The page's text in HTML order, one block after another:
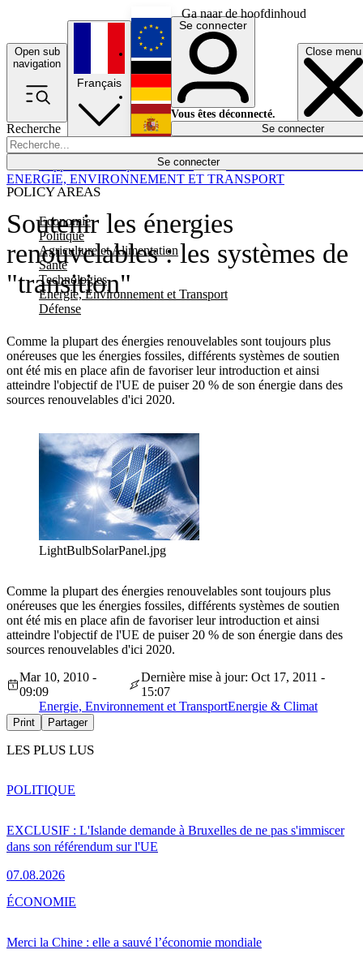
Ga naar de hoofdinhoud
Open sub
navigation
Close menu
Recherche
Se connecter
POLICY AREAS
Economie
Politique
Agriculture et Alimentation
Santé
Technologies
Energie, Environnement et Transport
Défense
Économie
Français
English
Deutsch
Español
Se connecter
Vous êtes déconnecté.
Se connecter
Soutenir les énergies
renouvelables : les systèmes de
"transition"
Comme la plupart des énergies renouvelables sont toujours plus
onéreuses que les énergies fossiles, différents systèmes de soutien
ont été mis en place afin de favoriser leur introduction et ainsi
atteindre l'objectif de l'UE de puiser 20 % de son énergie dans des
sources renouvelables d'ici 2020.
ENERGIE, ENVIRONNEMENT ET TRANSPORT
LightBulbSolarPanel.jpg
Comme la plupart des énergies renouvelables sont toujours plus
onéreuses que les énergies fossiles, différents systèmes de soutien
ont été mis en place afin de favoriser leur introduction et ainsi
atteindre l'objectif de l'UE de puiser 20 % de son énergie dans des
sources renouvelables d'ici 2020.
Mar 10, 2010 -
09:09
Dernière mise à jour: Oct 17, 2011 -
15:07
Energie, Environnement et TransportEnergie & Climat
Print Partager
LES PLUS LUS
EXCLUSIF : L'Islande demande à Bruxelles de ne pas s'immiscer
dans son référendum sur l'UE
07.08.2026
POLITIQUE
Merci la Chine : elle a sauvé l’économie mondiale
ÉCONOMIE